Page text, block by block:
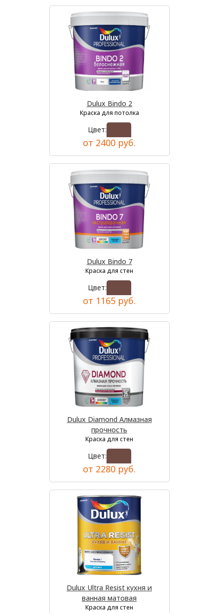
Dulux Bindo 2
Краска для потолка
Цвет:
от 2400 руб.
Dulux Bindo 7
Краска для стен
Цвет:
от 1165 руб.
Dulux Diamond Алмазная
прочность
Краска для стен
Цвет:
от 2280 руб.
Dulux Ultra Resist кухня и
ванная матовая
Краска для стен